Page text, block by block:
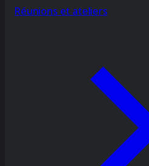
Réunions et ateliers